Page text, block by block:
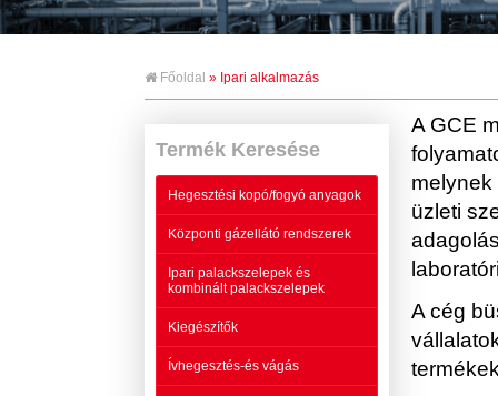
Főoldal » Ipari alkalmazás
Termék Keresése
Hegesztési kopó/fogyó anyagok
Központi gázellátó rendszerek
Ipari palackszelepek és
kombinált palackszelepek
Kiegészítők
Ívhegesztés-és vágás
A GCE
üzleti
A cég